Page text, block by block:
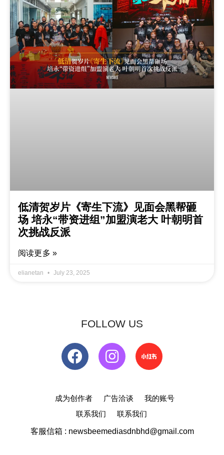
低清贺岁片《寄生下流》见面会黑帮砸
场 培永“带资进组”加盟演老大 叶朝明首
次挑战反派
阅读更多 »
elianetan July 23, 2025
FOLLOW US
成为创作者 广告洽谈
我的账号
联系我们
联系我们
客服信箱 : newsbeemediasdnbhd@gmail.com